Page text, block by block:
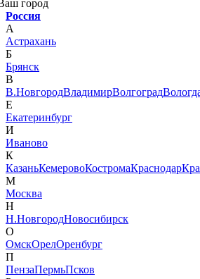
город
Россия
А
Астрахань
Б
Брянск
В
В.НовгородВладимирВолгоград
Е
Екатеринбург
И
Иваново
К
КазаньКемеровоКостромаКраснодар
М
Москва
Н
Н.НовгородНовосибирск
О
ОмскОрелОренбург
П
ПензаПермьПсков